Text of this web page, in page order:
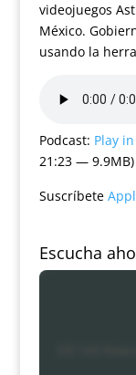
videojuegos
México.
usando la
Podcast: Play
21:23 — 9.9MB)
Suscríbete
Escucha